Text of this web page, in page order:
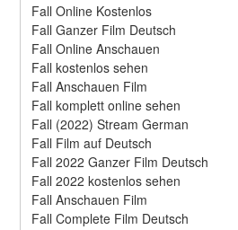
Fall Online Kostenlos
Fall Ganzer Film Deutsch
Fall Online Anschauen
Fall kostenlos sehen
Fall Anschauen Film
Fall komplett online sehen
Fall (2022) Stream German
Fall Film auf Deutsch
Fall 2022 Ganzer Film Deutsch
Fall 2022 kostenlos sehen
Fall Anschauen Film
Fall Complete Film Deutsch